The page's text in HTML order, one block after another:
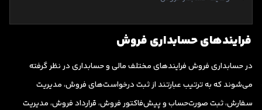
فرایندهای حسابداری فروش
در حسابداری فروش فرایندهای مختلف مالی و حسابداری در نظر گرفته
می‌شوند که به ترتیب عبارتند از ثبت درخواست‌های فروش، مدیریت
سفارش، ثبت صورت‌حساب و پیش‌فاکتور فروش، قرارداد فروش، مدیریت